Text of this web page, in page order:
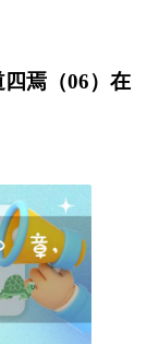
焉（06）在